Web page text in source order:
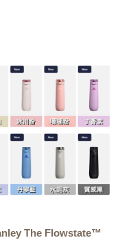
The Flowstate™